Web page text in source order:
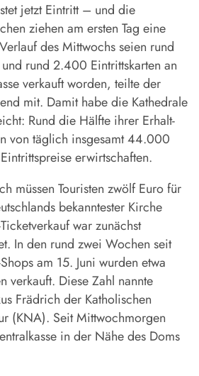
jetzt Eintritt – und die
ziehen am ersten Tag eine
des Mittwochs seien rund
rund 2.400 Eintrittskarten an
verkauft worden, teilte der
mit. Damit habe die Kathedrale
Rund die Hälfte ihrer Erhalt-
von täglich insgesamt 44.000
erwirtschaften.
müssen Touristen zwölf Euro für
bekanntester Kirche
war zunächst
In den rund zwei Wochen seit
am 15. Juni wurden etwa
verkauft. Diese Zahl nannte
Frädrich der Katholischen
(KNA). Seit Mittwochmorgen
in der Nähe des Doms